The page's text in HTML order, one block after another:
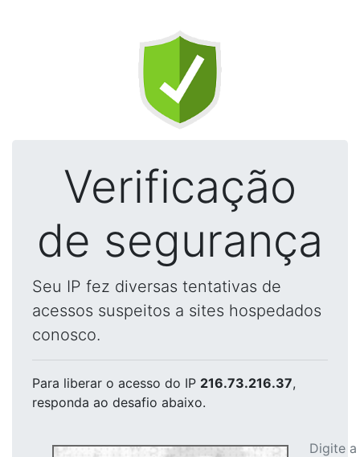
Verificação
de segurança
Seu IP fez diversas tentativas de
acessos suspeitos a sites hospedados
conosco.
Para liberar o acesso do IP 216.73.216.37,
responda ao desafio abaixo.
Digite